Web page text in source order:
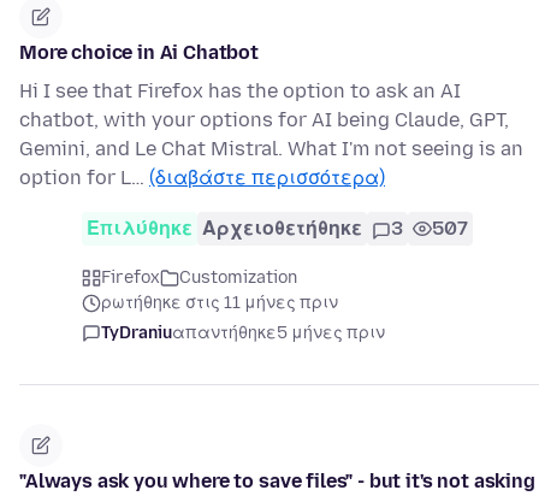
More choice in Ai Chatbot
Hi I see that Firefox has the option to ask an AI
chatbot, with your options for AI being Claude, GPT,
Gemini, and Le Chat Mistral. What I'm not seeing is an
option for L… (διαβάστε περισσότερα)
Επιλύθηκε Αρχειοθετήθηκε 3 507
Firefox
Customization
ρωτήθηκε στις 11 μήνες πριν
TyDraniuαπαντήθηκε5 μήνες πριν
"Always ask you where to save files" - but it's not asking